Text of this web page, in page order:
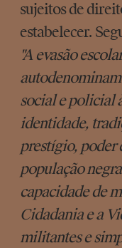
sujeitos de
estabelecer.
"A evasão
social e policial
identidade,
prestígio, poder
população
capacidade de
Cidadania e a
militantes e